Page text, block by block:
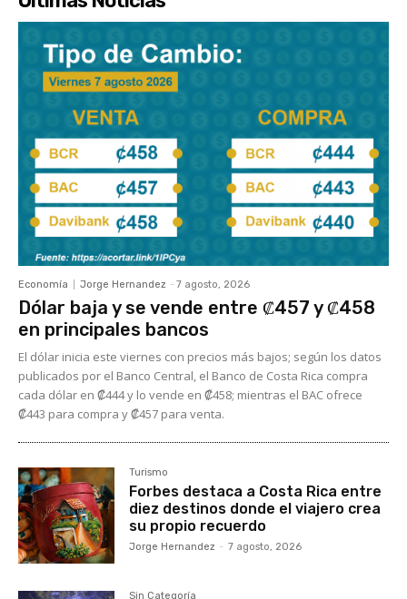
Economía Jorge Hernandez - 7 agosto, 2026
Dólar baja y se vende entre ₡457 y ₡458
en principales bancos
El dólar inicia este viernes con precios más bajos; según los datos
publicados por el Banco Central, el Banco de Costa Rica compra
cada dólar en ₡444 y lo vende en ₡458; mientras el BAC ofrece
₡443 para compra y ₡457 para venta.
Turismo
Forbes destaca a Costa Rica entre
diez destinos donde el viajero crea
su propio recuerdo
Jorge Hernandez - 7 agosto, 2026
Sin Categoría